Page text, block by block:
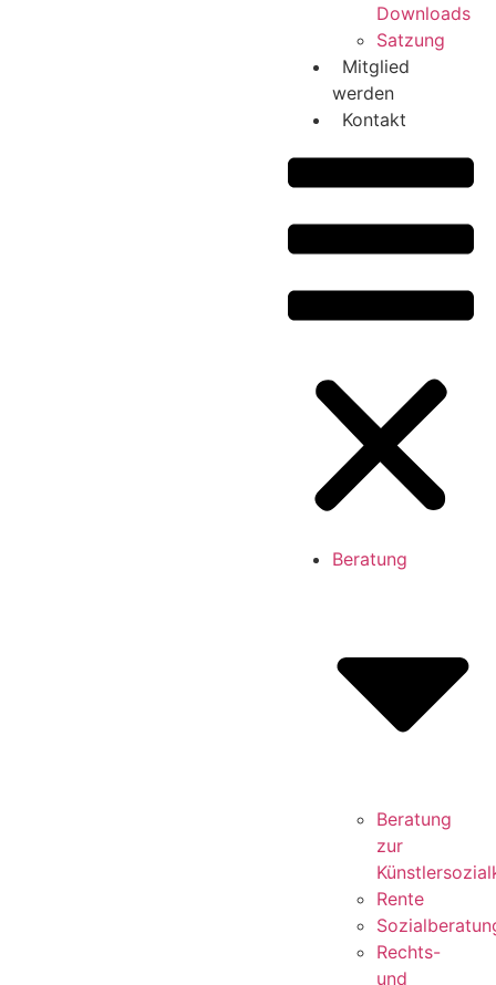
Downloads
Satzung
Mitglied
werden
Kontakt
Beratung
Beratung
zur
Rente
Rechts-
und